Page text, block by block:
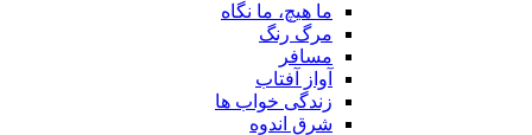
ما هیچ، ما نگاه
مرگ رنگ
مسافر
آواز آفتاب
زندگی خواب ها
شرق اندوه